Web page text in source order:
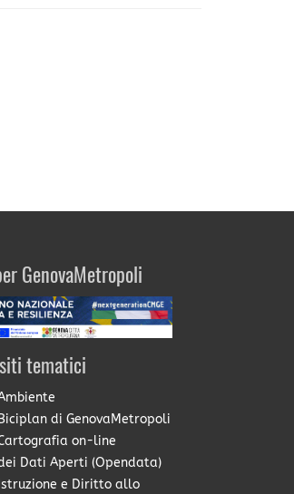
GenovaMetropoli
siti tematici
di GenovaMetropoli
on-line
Dati Aperti (Opendata)
e Diritto allo